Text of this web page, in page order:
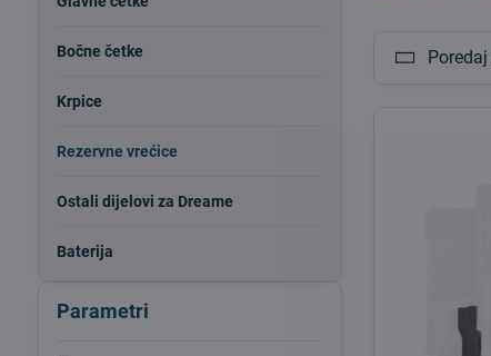
Poredaj
Parametri
Bočne četke
Krpice
Rezervne vrećice
Ostali dijelovi za Dreame
Baterija